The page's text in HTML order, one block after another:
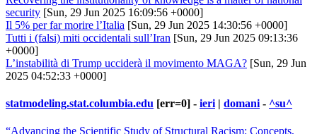
security [Sun, 29 Jun 2025 16:09:56 +0000]
Il 5% per far morire l’Italia [Sun, 29 Jun 2025 14:30:56 +0000]
Tutti i (falsi) miti occidentali sull’Iran [Sun, 29 Jun 2025 09:13:36
+0000]
L’instabilità di Trump ucciderà il movimento MAGA? [Sun, 29 Jun
2025 04:52:33 +0000]
statmodeling.stat.columbia.edu [err=0] - ieri | domani - ^su^
“Advancing the Scientific Study of Structural Racism: Concepts,